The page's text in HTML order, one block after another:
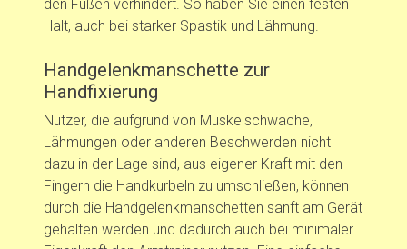
den Füßen verhindert. So haben Sie einen festen
Halt, auch bei starker Spastik und Lähmung.
Handgelenkmanschette zur
Handfixierung
Nutzer, die aufgrund von Muskelschwäche,
Lähmungen oder anderen Beschwerden nicht
dazu in der Lage sind, aus eigener Kraft mit den
Fingern die Handkurbeln zu umschließen, können
durch die Handgelenkmanschetten sanft am Gerät
gehalten werden und dadurch auch bei minimaler